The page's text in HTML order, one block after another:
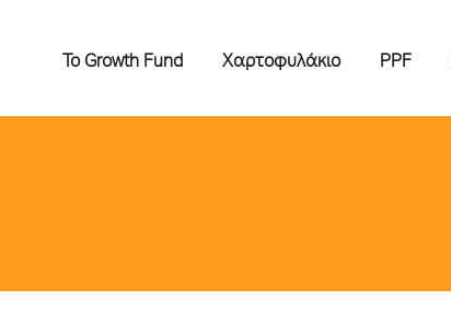
Το Growth Fund Χαρτοφυλάκιο PPF